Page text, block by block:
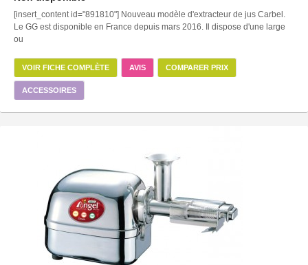
[insert_content id="891810"] Nouveau modèle d'extracteur de jus Carbel.
Le GG est disponible en France depuis mars 2016. Il dispose d'une large
ou
VOIR FICHE COMPLÈTE AVIS COMPARER PRIX
ACCESSOIRES